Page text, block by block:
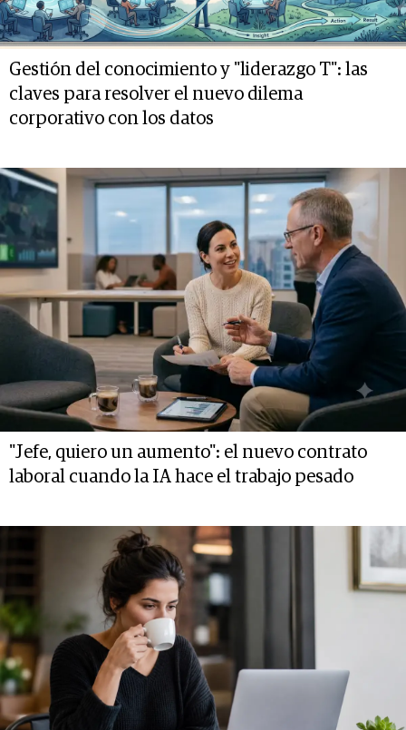
Gestión del conocimiento y "liderazgo T": las
claves para resolver el nuevo dilema
corporativo con los datos
"Jefe, quiero un aumento": el nuevo contrato
laboral cuando la IA hace el trabajo pesado